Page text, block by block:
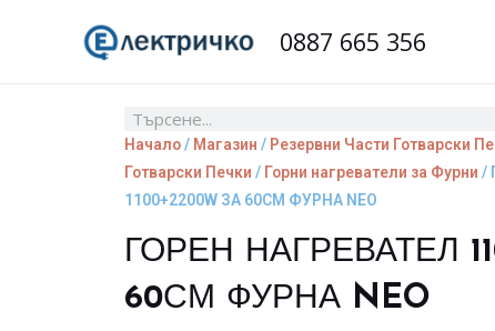
0887 665 356
Search
Начало/ Магазин / Резервни Части Готварски
Готварски Печки / Горни нагреватели за Фурни /
1100+2200W ЗА 60СМ ФУРНА NEO
ГОРЕН НАГРЕВАТЕЛ
60СМ ФУРНА NEO